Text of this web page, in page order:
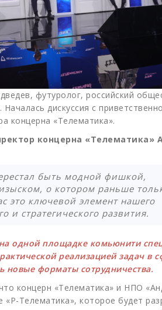
футуролог, российский
дискуссия с
концерна «Телематика».
концерна «Телематика»
быть модной фишкой,
о котором раньше
это ключевой элемент нашего
и стратегического развития.
на одной площадке комьюнити
реализацией задач в
новые форматы сотрудничества.
концерн «Телематика» и НПО
«Р-Телематика», которое будет